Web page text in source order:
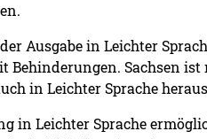
Ausgabe in Leichter
Behinderungen. Sachsen
in Leichter Sprache
in Leichter Sprache